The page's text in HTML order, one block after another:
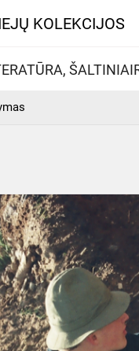
KOLEKCIJOS
ŠALTINIAI